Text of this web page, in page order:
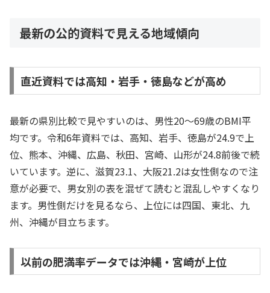
最新の公的資料で見える地域傾向
直近資料では高知・岩手・徳島などが高め
最新の県別比較で見やすいのは、男性20〜69歳のBMI平
均です。令和6年資料では、高知、岩手、徳島が24.9で上
位、熊本、沖縄、広島、秋田、宮崎、山形が24.8前後で続
いています。逆に、滋賀23.1、大阪21.2は女性側なので注
意が必要で、男女別の表を混ぜて読むと混乱しやすくなり
ます。男性側だけを見るなら、上位には四国、東北、九
州、沖縄が目立ちます。
以前の肥満率データでは沖縄・宮崎が上位